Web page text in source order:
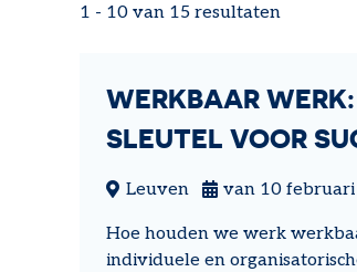
1 - 10 van 15 resultaten
WERKBAAR
SLEUTEL VOOR
Leuven van 10 februari
Hoe houden we werk
individuele en